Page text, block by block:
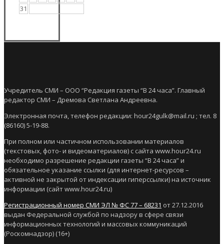
31
Учредитель СМИ – ООО “Редакция газеты “В 24 часа”. Главный
редактор СМИ – Дремова Светлана Андреевна.
Электронная почта, телефон редакции: hour24gulk@mail.ru ; тел. 8
(86160) 5-19-88.
При полном или частичном использовании материалов
(текстовых, фото- и видеоматериалов) с сайта www.hour24.ru
необходимо разрешение редакции газеты “В 24 часа” и
обязательное указание ссылки (для интернет-ресурсов –
активной не закрытой от индексации гиперссылки) на источник
информации (сайт www.hour24.ru)
Регистрационный номер СМИ ЭЛ № ФС 77 – 68231 от 27.12.2016
выдан Федеральной службой по надзору в сфере связи
информационных технологий и массовых коммуникаций
(Роскомнадзор) (16+)